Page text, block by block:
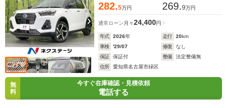
282.5万円 269.9万円
通常ローン 月々24,400円
年式 2026年 走行 20km
車検
'29/07 修復
なし
保証
保証付 整備
法定整備無
住所
愛知県名古屋市緑区
無
料
今すぐ在庫確認・見積依頼
電話する